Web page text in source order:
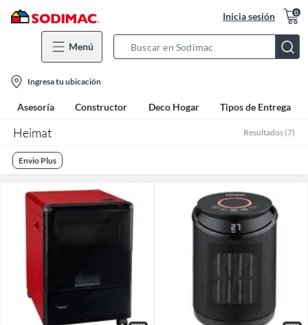
Inicia sesión 0
Menú
Bar
location-
icon
Ingresa tu ubicación
Asesoría Constructor Deco Hogar Tipos de Entrega
Heimat Resultados (7)
Envio Plus